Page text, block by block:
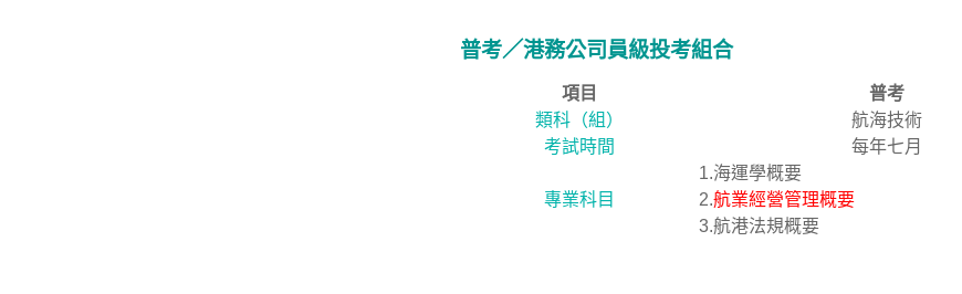
普考／港務公司員級投考組合
項目 普考
類科（組）
航海技術
考試時間
每年七月
專業科目
1.海運學概要
2.航業經營管理概要
3.航港法規概要